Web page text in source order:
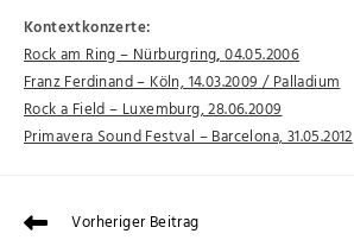
Kontextkonzerte:
Rock am Ring – Nürburgring,04.05.2006
Franz Ferdinand – Köln, 14.03.2009 / Palladium
Rock a Field – Luxemburg, 28.06.2009
Primavera Sound Festval – Barcelona, 31.05.2012
Vorheriger Beitrag